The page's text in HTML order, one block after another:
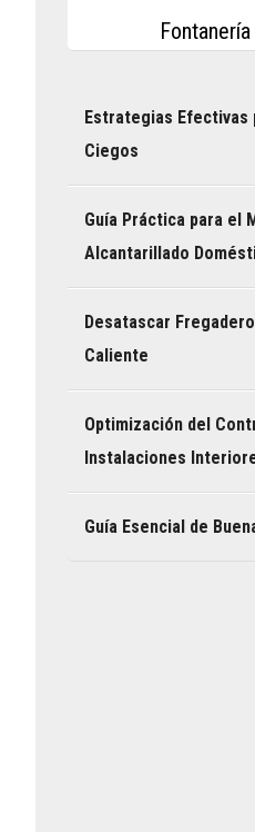
Estrategias Efectivas
Ciegos
Guía Práctica para el
Alcantarillado
Desatascar
Caliente
Optimización del
Instalaciones
Guía Esencial de